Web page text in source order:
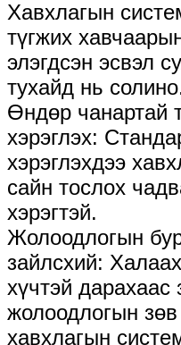
Хавхлагын
түгжих
элэгдсэн эсвэл
тухайд нь
Өндөр чанартай
хэрэглэх:
хэрэглэхдээ
сайн тослох
хэрэгтэй.
Жолоодлогын
зайлсхий:
хүчтэй дарахаас
жолоодлогын
хавхлагын